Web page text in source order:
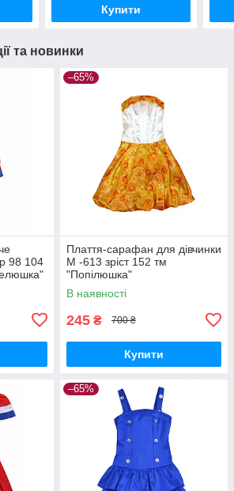
Купити
та новинки
98 104
–65%
Плаття-сарафан для дівчинки
М -613 зріст 152 тм
"Попілюшка"
В наявності
245 ₴ 700 ₴
Купити
–65%